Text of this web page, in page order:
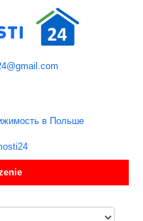
в Польше